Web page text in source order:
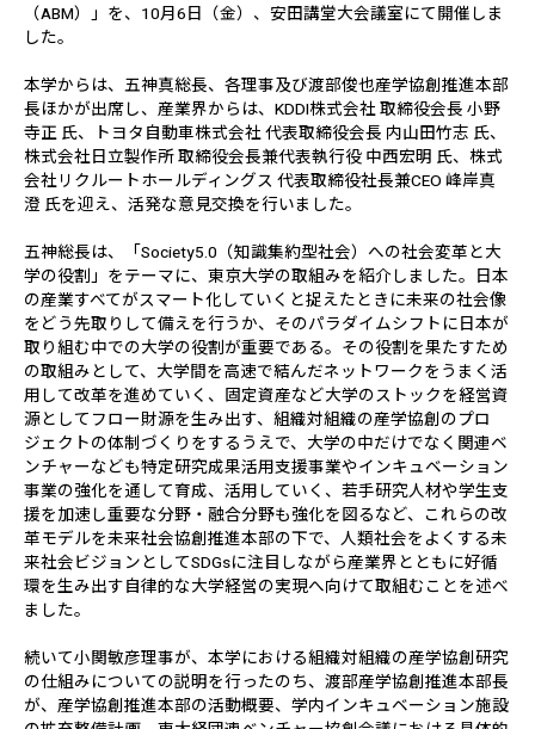
（ABM）」を、10月6日（金）、安田講堂大会議室にて開催しま
した。
本学からは、五神真総長、各理事及び渡部俊也産学協創推進本部
長ほかが出席し、産業界からは、KDDI株式会社 取締役会長 小野
寺正 氏、トヨタ自動車株式会社 代表取締役会長 内山田竹志 氏、
株式会社日立製作所 取締役会長兼代表執行役 中西宏明 氏、株式
会社リクルートホールディングス 代表取締役社長兼CEO 峰岸真
澄 氏を迎え、活発な意見交換を行いました。
五神総長は、「Society5.0（知識集約型社会）への社会変革と大
学の役割」をテーマに、東京大学の取組みを紹介しました。日本
の産業すべてがスマート化していくと捉えたときに未来の社会像
をどう先取りして備えを行うか、そのパラダイムシフトに日本が
取り組む中での大学の役割が重要である。その役割を果たすため
の取組みとして、大学間を高速で結んだネットワークをうまく活
用して改革を進めていく、固定資産など大学のストックを経営資
源としてフロー財源を生み出す、組織対組織の産学協創のプロ
ジェクトの体制づくりをするうえで、大学の中だけでなく関連ベ
ンチャーなども特定研究成果活用支援事業やインキュベーション
事業の強化を通して育成、活用していく、若手研究人材や学生支
援を加速し重要な分野・融合分野も強化を図るなど、これらの改
革モデルを未来社会協創推進本部の下で、人類社会をよくする未
来社会ビジョンとしてSDGsに注目しながら産業界とともに好循
環を生み出す自律的な大学経営の実現へ向けて取組むことを述べ
ました。
続いて小関敏彦理事が、本学における組織対組織の産学協創研究
の仕組みについての説明を行ったのち、渡部産学協創推進本部長
が、産学協創推進本部の活動概要、学内インキュベーション施設